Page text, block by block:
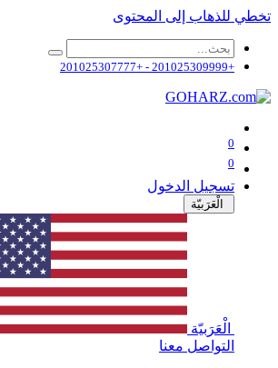
تخطي للذهاب إلى المحتوى
+201025309999 - +201025307777
0
0
تسجيل الدخول
الْعَرَبيّة
الْعَرَبيّة
التواصل معنا